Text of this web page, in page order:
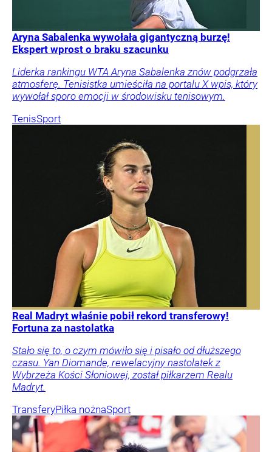
Aryna Sabalenka wywołała gigantyczną burzę!
Ekspert wprost o braku szacunku
Liderka rankingu WTA Aryna Sabalenka znów podgrzała
atmosferę. Tenisistka umieściła na portalu X wpis, który
wywołał sporo emocji w środowisku tenisowym.
TenisSport
Real Madryt właśnie pobił rekord transferowy!
Fortuna za nastolatka
Stało się to, o czym mówiło się i pisało od dłuższego
czasu. Yan Diomande, rewelacyjny nastolatek z
Wybrzeża Kości Słoniowej, został piłkarzem Realu
Madryt.
TransferyPiłka nożnaSport